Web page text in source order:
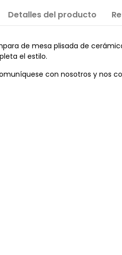
Detalles del producto
de mesa plisada de
el estilo.
con nosotros y nos